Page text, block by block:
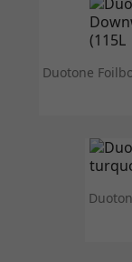
Duotone